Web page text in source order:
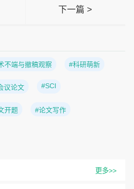
下一篇 >
不端与撤稿观察 #科研萌新
议论文 #SCI
开题 #论文写作
更多>>